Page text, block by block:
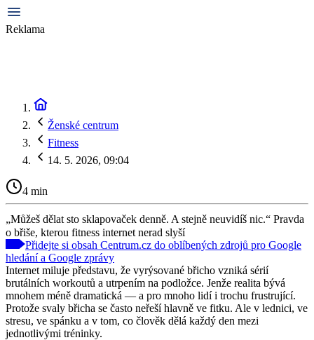
Reklama
Ženské centrum
Fitness
14. 5. 2026, 09:04
4 min
„Můžeš dělat sto sklapovaček denně. A stejně neuvidíš nic.“ Pravda
o břiše, kterou fitness internet nerad slyší
Přidejte si obsah Centrum.cz do oblíbených zdrojů pro Google
hledání a Google zprávy
Internet miluje představu, že vyrýsované břicho vzniká sérií
brutálních workoutů a utrpením na podložce. Jenže realita bývá
mnohem méně dramatická — a pro mnoho lidí i trochu frustrující.
Protože svaly břicha se často neřeší hlavně ve fitku. Ale v lednici, ve
stresu, ve spánku a v tom, co člověk dělá každý den mezi
jednotlivými tréninky.